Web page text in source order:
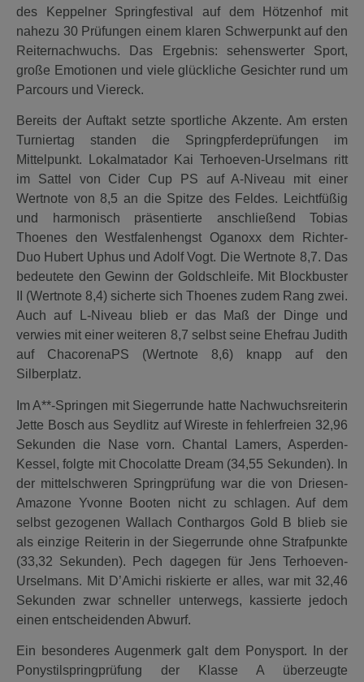
des Keppelner Springfestival auf dem Hötzenhof mit
nahezu 30 Prüfungen einem klaren Schwerpunkt auf den
Reiternachwuchs. Das Ergebnis: sehenswerter Sport,
große Emotionen und viele glückliche Gesichter rund um
Parcours und Viereck.
Bereits der Auftakt setzte sportliche Akzente. Am ersten
Turniertag standen die Springpferdeprüfungen im
Mittelpunkt. Lokalmatador Kai Terhoeven-Urselmans ritt
im Sattel von Cider Cup PS auf A-Niveau mit einer
Wertnote von 8,5 an die Spitze des Feldes. Leichtfüßig
und harmonisch präsentierte anschließend Tobias
Thoenes den Westfalenhengst Oganoxx dem Richter-
Duo Hubert Uphus und Adolf Vogt. Die Wertnote 8,7. Das
bedeutete den Gewinn der Goldschleife. Mit Blockbuster
II (Wertnote 8,4) sicherte sich Thoenes zudem Rang zwei.
Auch auf L-Niveau blieb er das Maß der Dinge und
verwies mit einer weiteren 8,7 selbst seine Ehefrau Judith
auf ChacorenaPS (Wertnote 8,6) knapp auf den
Silberplatz.
Im A**-Springen mit Siegerrunde hatte Nachwuchsreiterin
Jette Bosch aus Seydlitz auf Wireste in fehlerfreien 32,96
Sekunden die Nase vorn. Chantal Lamers, Asperden-
Kessel, folgte mit Chocolatte Dream (34,55 Sekunden). In
der mittelschweren Springprüfung war die von Driesen-
Amazone Yvonne Booten nicht zu schlagen. Auf dem
selbst gezogenen Wallach Conthargos Gold B blieb sie
als einzige Reiterin in der Siegerrunde ohne Strafpunkte
(33,32 Sekunden). Pech dagegen für Jens Terhoeven-
Urselmans. Mit D’Amichi riskierte er alles, war mit 32,46
Sekunden zwar schneller unterwegs, kassierte jedoch
einen entscheidenden Abwurf.
Ein besonderes Augenmerk galt dem Ponysport. In der
Ponystilspringprüfung der Klasse A überzeugte